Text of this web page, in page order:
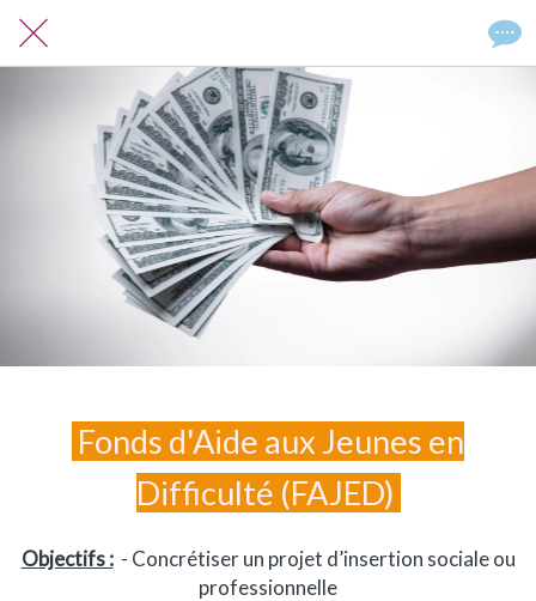
Fonds d'Aide aux Jeunes en
Difficulté (FAJED)
Objectifs :- Concrétiser un projet d’insertion sociale ou
professionnelle